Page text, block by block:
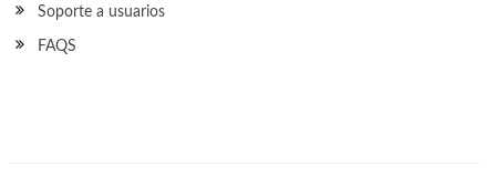
Soporte a usuarios
FAQS